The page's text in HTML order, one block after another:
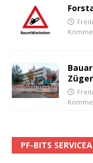
PF-BITS